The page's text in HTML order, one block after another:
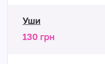
Уши
130 грн